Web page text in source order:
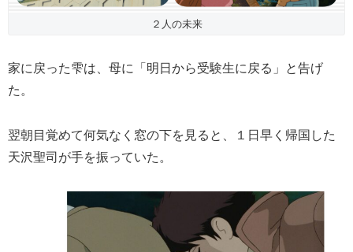
２人の未来
家に戻った雫は、母に「明日から受験生に戻る」と告げ
た。
翌朝目覚めて何気なく窓の下を見ると、１日早く帰国した
天沢聖司が手を振っていた。